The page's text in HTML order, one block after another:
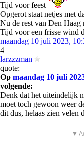
Tijd voor feest
Opgerot staat netjes met
Nu de rest van Den Haag
Tijd voor een frisse wind
maandag 10 juli 2023,
4
larzzzman
quote:
Op maandag 10 juli
volgende:
Denk dat het uiteindelijk
moet toch gewoon weer
dit dus, helaas zien velen
▼